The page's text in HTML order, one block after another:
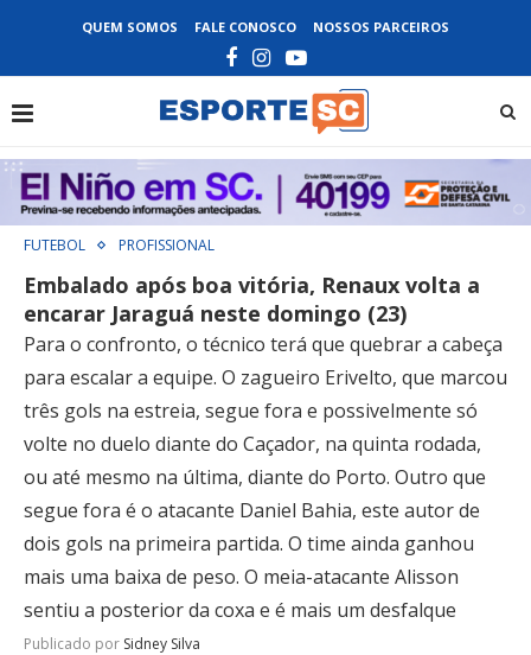
QUEM SOMOS FALE CONOSCO NOSSOS PARCEIROS
FUTEBOL PROFISSIONAL
Embalado após boa vitória, Renaux volta a
encarar Jaraguá neste domingo (23)
Para o confronto, o técnico terá que quebrar a cabeça
para escalar a equipe. O zagueiro Erivelto, que marcou
três gols na estreia, segue fora e possivelmente só
volte no duelo diante do Caçador, na quinta rodada,
ou até mesmo na última, diante do Porto. Outro que
segue fora é o atacante Daniel Bahia, este autor de
dois gols na primeira partida. O time ainda ganhou
mais uma baixa de peso. O meia-atacante Alisson
sentiu a posterior da coxa e é mais um desfalque
Publicado por Sidney Silva